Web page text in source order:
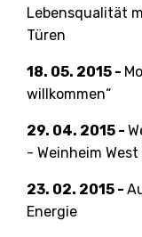
Lebensqualität
Türen
18. 05. 2015 -
willkommen“
29. 04. 2015 -
- Weinheim West
23. 02. 2015 -
Energie